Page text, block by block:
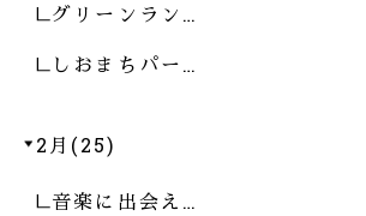
グリーンラン…
しおまちパー…
2月(25)
音楽に出会え…